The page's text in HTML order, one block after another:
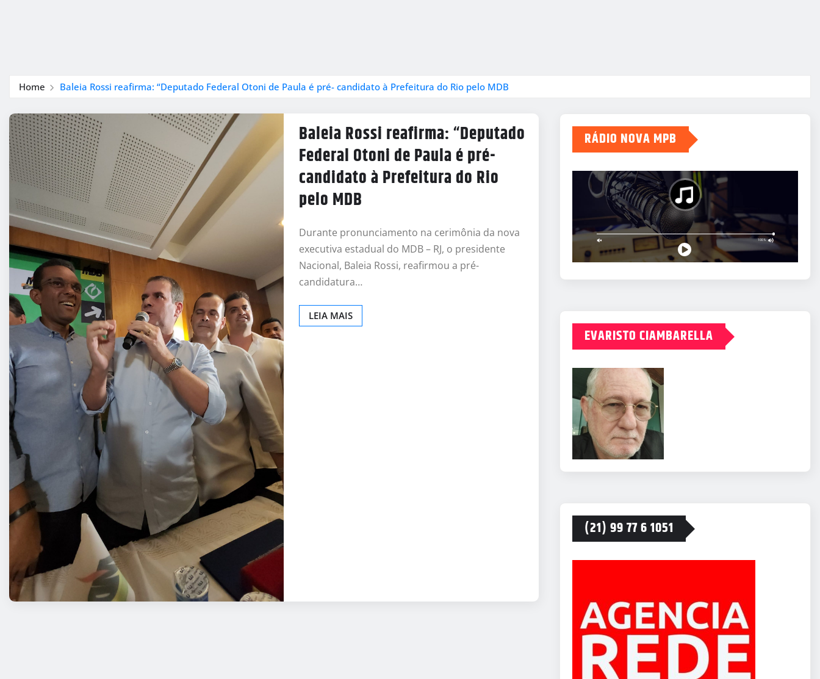
Home Baleia Rossi reafirma: “Deputado Federal Otoni de Paula é pré- candidato à Prefeitura do Rio pelo MDB
Baleia Rossi reafirma: “Deputado
Federal Otoni de Paula é pré-
candidato à Prefeitura do Rio
pelo MDB
Durante pronunciamento na cerimônia da nova
executiva estadual do MDB – RJ, o presidente
Nacional, Baleia Rossi, reafirmou a pré-
candidatura…
LEIA MAIS
RÁDIO NOVA MPB
EVARISTO CIAMBARELLA
(21) 99 77 6 1051